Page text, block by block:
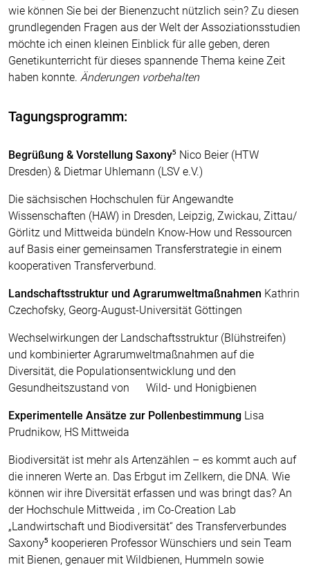
wie können Sie bei der Bienenzucht nützlich sein? Zu diesen
grundlegenden Fragen aus der Welt der Assoziationsstudien
möchte ich einen kleinen Einblick für alle geben, deren
Genetikunterricht für dieses spannende Thema keine Zeit
haben konnte. Änderungen vorbehalten
Tagungsprogramm:
Begrüßung & Vorstellung Saxony⁵ Nico Beier (HTW
Dresden) & Dietmar Uhlemann (LSV e.V.)
Die sächsischen Hochschulen für Angewandte
Wissenschaften (HAW) in Dresden, Leipzig, Zwickau, Zittau/
Görlitz und Mittweida bündeln Know-How und Ressourcen
auf Basis einer gemeinsamen Transferstrategie in einem
kooperativen Transferverbund.
Landschaftsstruktur und Agrarumweltmaßnahmen Kathrin
Czechofsky, Georg-August-Universität Göttingen
Wechselwirkungen der Landschaftsstruktur (Blühstreifen)
und kombinierter Agrarumweltmaßnahmen auf die
Diversität, die Populationsentwicklung und den
Gesundheitszustand von Wild- und Honigbienen
Experimentelle Ansätze zur Pollenbestimmung Lisa
Prudnikow, HS Mittweida
Biodiversität ist mehr als Artenzählen – es kommt auch auf
die inneren Werte an. Das Erbgut im Zellkern, die DNA. Wie
können wir ihre Diversität erfassen und was bringt das? An
der Hochschule Mittweida , im Co-Creation Lab
„Landwirtschaft und Biodiversität“ des Transferverbundes
Saxony⁵ kooperieren Professor Wünschiers und sein Team
mit Bienen, genauer mit Wildbienen, Hummeln sowie